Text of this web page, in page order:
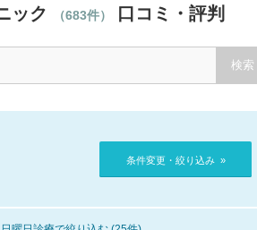
ック （683件） 口コミ・評判
条件変更・絞り込み »